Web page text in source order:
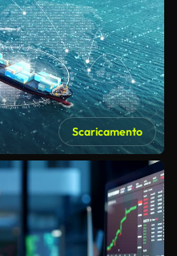
Scaricamento